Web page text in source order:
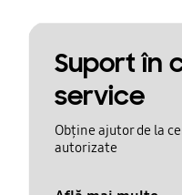
Suport în
service
Obține ajutor de la
autorizate